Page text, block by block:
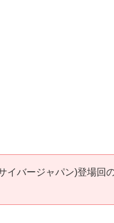
イバージャパン)登場回